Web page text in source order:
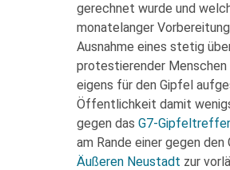
gerechnet wurde und
monatelanger
Ausnahme eines stetig
protestierender
eigens für den Gipfel
Öffentlichkeit damit
gegen das G7-
am Rande einer gegen
Äußeren Neustadt zur